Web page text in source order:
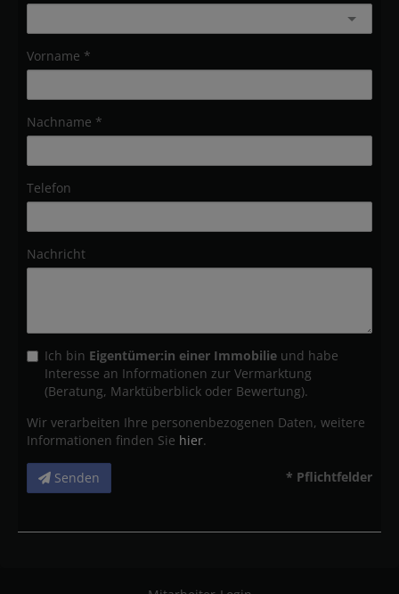
Vorname
Nachname
Telefon
Nachricht
Ich bin Eigentümer:in einer Immobilie und habe
Interesse an Informationen zur Vermarktung
(Beratung, Marktüberblick oder Bewertung).
Wir verarbeiten Ihre personenbezogenen Daten, weitere
Informationen finden Sie hier.
Senden * Pflichtfelder